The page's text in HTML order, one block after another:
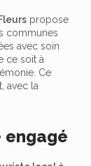
propose
communes
avec soin
ce soit à
Ce
avec la
engagé